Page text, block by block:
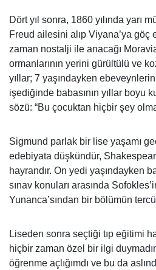
Dört yıl sonra, 1860 yılında yarı
Freud ailesini alıp Viyana’ya göç
zaman nostalji ile anacağı
ormanlarının yerini gürültülü ve
yıllar; 7 yaşındayken
işediğinde babasının yıllar boyu
sözü: “Bu çocuktan hiçbir şey
Sigmund parlak bir lise yaşamı
edebiyata düşkündür,
hayrandır. On yedi yaşındayken
sınav konuları arasında
Yunanca’sından bir bölümün
Liseden sonra seçtiği tıp eğitimi
hiçbir zaman özel bir ilgi
öğrenme açlığımdı ve bu da